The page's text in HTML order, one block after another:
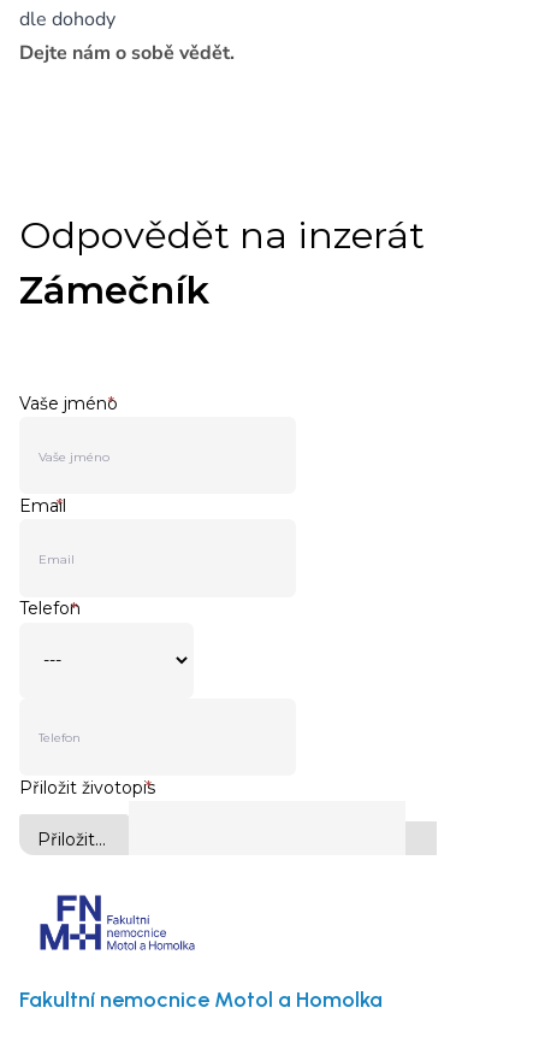
dle dohody
Dejte nám o sobě vědět.
Fakultní nemocnice Motol a Homolka